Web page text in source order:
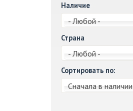
Наличие
- Любой -
Страна
- Любой -
Сортировать по:
Сначала в наличии